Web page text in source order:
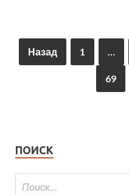
Назад 1
69
ПОИСК